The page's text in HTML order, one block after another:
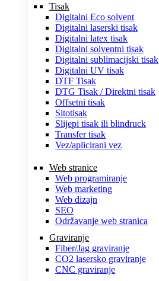
Tisak
Digitalni Eco solvent
Digitalni laserski tisak
Digitalni latex tisak
Digitalni solventni tisak
Digitalni sublimacijski tisak
Digitalni UV tisak
DTF Tisak
DTG Tisak / Direktni tisak
Offsetni tisak
Sitotisak
Slijepi tisak ili blindruck
Transfer tisak
Vez/aplicirani vez
Web stranice
Web programiranje
Web marketing
Web dizajn
SEO
Održavanje web stranica
Graviranje
Fiber/Jag graviranje
CO2 lasersko graviranje
CNC graviranje